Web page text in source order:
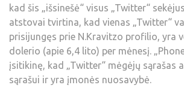
kad šis „išsinešė“ visus „Twitter“
atstovai tvirtina, kad vienas „Twitter“
prisijungęs prie N.Kravitzo profilio, yra
dolerio (apie 6,4 lito) per mėnesį.
įsitikinę, kad „Twitter“ mėgėjų sąrašas
sąrašui ir yra įmonės nuosavybė.